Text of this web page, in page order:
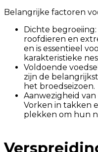
Belangrijke factoren
Dichte
roofdieren en
en is essentieel
karakteristieke
Voldoende
zijn de
het broedseizoen.
Aanwezigheid
Vorken in takken
plekken om hun